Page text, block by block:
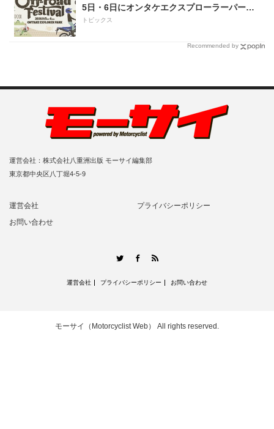
5日・6日にオンタケエクスプローラーパーク
で実施！
トピックス
Recommended by
運営会社：株式会社八重洲出版 モーサイ編集部
東京都中央区八丁堀4-5-9
運営会社
プライバシーポリシー
お問い合わせ
TwitterFacebook
運営会社 プライバシーポリシー お問い合わせ
モーサイ（Motorcyclist Web） All rights reserved.